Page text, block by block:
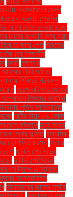
সংস্থাগুলো যেসব
হত্যায় প্রেমিক
আগে ঢেকে দেওয়া হচ্ছে
চালের রপ্তানি মূল্য হ্রাস
যা জানা গেল ভারতের
চার শিক্ষার্থীর
ভ্যাট মঙ্গলবার
আটকের ভিডিওটি ড.
শিবিরের প্রকাশ্যে
ময়েশ্চারাইজার মেখেও
আগ্রাসনে শিশুদের মানসিক
মহানগর পুলিশ কমিশনারের
মাটির নিচে ৮৬ কেজি
ফুটবলার মাঠে সংঘর্ষ
সেবার ভূমিকা মাধ্যমিক.
ভোগান্তি চরমে" মায়ের
মার্কিন প্রেসিডেন্ট
মার্কিন প্রেসিডেন্ট
পর ট্রাম্প এ মন্তব্য
আন্তর্জাতিক
মিয়ানমারের জান্তা তৃতীয়